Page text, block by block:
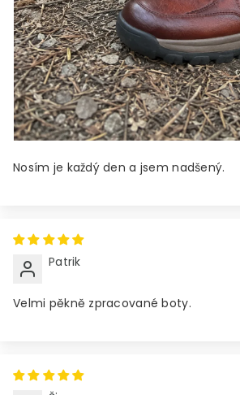
Nosím je každý den a jsem nadšený.
Patrik
Velmi pěkně zpracované boty.